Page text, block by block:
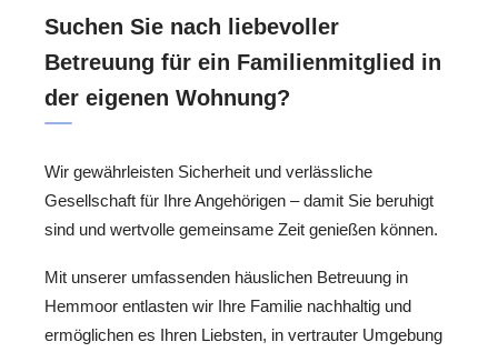
Suchen Sie nach liebevoller
Betreuung für ein Familienmitglied in
der eigenen Wohnung?
Wir gewährleisten Sicherheit und verlässliche
Gesellschaft für Ihre Angehörigen – damit Sie beruhigt
sind und wertvolle gemeinsame Zeit genießen können.
Mit unserer umfassenden häuslichen Betreuung in
Hemmoor entlasten wir Ihre Familie nachhaltig und
ermöglichen es Ihren Liebsten, in vertrauter Umgebung